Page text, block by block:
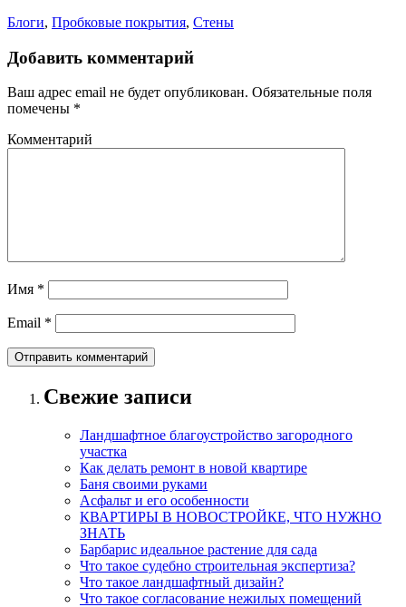
Блоги, Пробковые покрытия, Стены
Добавить комментарий
Ваш адрес email не будет опубликован. Обязательные поля
помечены *
Комментарий
Имя *
Email *
Свежие записи
Ландшафтное благоустройство загородного
участка
Как делать ремонт в новой квартире
Баня своими руками
Асфальт и его особенности
КВАРТИРЫ В НОВОСТРОЙКЕ, ЧТО НУЖНО
ЗНАТЬ
Барбарис идеальное растение для сада
Что такое судебно строительная экспертиза?
Что такое ландшафтный дизайн?
Что такое согласование нежилых помещений